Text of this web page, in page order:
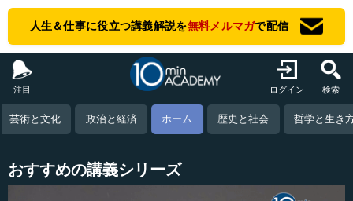
人生＆仕事に役立つ講義解説を無料メルマガで配信
注目 ログイン 検索
芸術と文化 政治と経済 ホーム 歴史と社会 哲学と生き
おすすめの講義シリーズ